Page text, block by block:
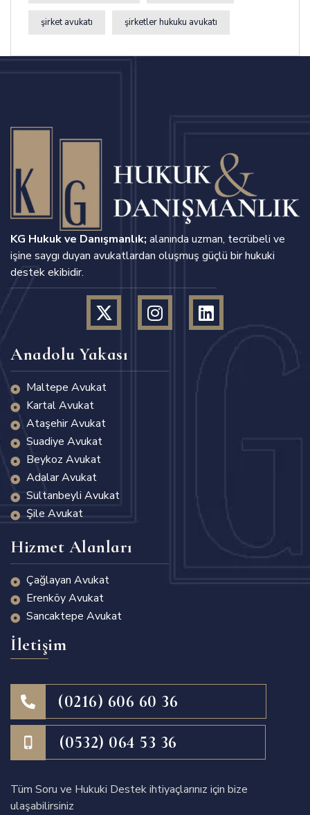
şirket avukatı şirketler hukuku avukatı
KG Hukuk ve Danışmanlık; alanında uzman, tecrübeli ve
işine saygı duyan avukatlardan oluşmuş güçlü bir hukuki
destek ekibidir.
Anadolu Yakası
Maltepe Avukat
Kartal Avukat
Ataşehir Avukat
Suadiye Avukat
Beykoz Avukat
Adalar Avukat
Sultanbeyli Avukat
Şile Avukat
Hizmet Alanları
Çağlayan Avukat
Erenköy Avukat
Sancaktepe Avukat
İletişim
(0216) 606 60 36
(0532) 064 53 36
Tüm Soru ve Hukuki Destek ihtiyaçlarınız için bize
ulaşabilirsiniz